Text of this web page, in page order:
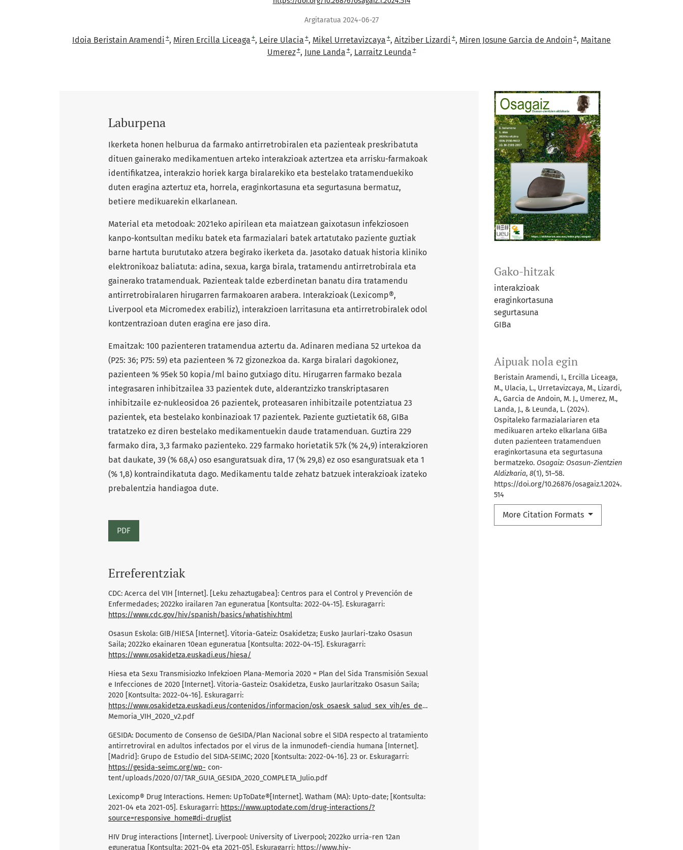
Argitaratua 2024-06-27
Idoia Beristain Aramendi + Miren Ercilla Liceaga + Leire Ulacia + Mikel Urretavizcaya + Aitziber Lizardi + Miren Josune Garcia de Andoin +
Maitane
Umerez+ June Landa + Larraitz Leunda +
Gako-hitzak
interakzioak
eraginkortasuna
segurtasuna
GIBa
Aipuak nola egin
Beristain Aramendi, I., Ercilla Liceaga,
M., Ulacia, L., Urretavizcaya, M., Lizardi,
A., Garcia de Andoin, M. J., Umerez, M.,
Landa, J., & Leunda, L. (2024).
Ospitaleko farmazialariaren eta
medikuaren arteko elkarlana GIBa
duten pazienteen tratamenduen
eraginkortasuna eta segurtasuna
bermatzeko. Osagaiz: Osasun-Zientzien
Aldizkaria, 8(1), 51–58.
https://doi.org/10.26876/osagaiz.1.2024.
514
More Citation Formats
Laburpena
Ikerketa honen helburua da farmako antirretrobiralen eta pazienteak preskribatuta
dituen gainerako medikamentuen arteko interakzioak aztertzea eta arrisku-farmakoak
identifikatzea, interakzio horiek karga biralarekiko eta bestelako tratamenduekiko
duten eragina aztertuz eta, horrela, eraginkortasuna eta segurtasuna bermatuz,
betiere medikuarekin elkarlanean.
Material eta metodoak: 2021eko apirilean eta maiatzean gaixotasun infekziosoen
kanpo-kontsultan mediku batek eta farmazialari batek artatutako paziente guztiak
barne hartuta burututako atzera begirako ikerketa da. Jasotako datuak historia kliniko
elektronikoaz baliatuta: adina, sexua, karga birala, tratamendu antirretrobirala eta
gainerako tratamenduak. Pazienteak talde ezberdinetan banatu dira tratamendu
antirretrobiralaren hirugarren farmakoaren arabera. Interakzioak (Lexicomp®,
Liverpool eta Micromedex erabiliz), interakzioen larritasuna eta antirretrobiralek odol
kontzentrazioan duten eragina ere jaso dira.
Emaitzak: 100 pazienteren tratamendua aztertu da. Adinaren mediana 52 urtekoa da
(P25: 36; P75: 59) eta pazienteen % 72 gizonezkoa da. Karga biralari dagokionez,
pazienteen % 95ek 50 kopia/ml baino gutxiago ditu. Hirugarren farmako bezala
integrasaren inhibitzailea 33 pazientek dute, alderantzizko transkriptasaren
inhibitzaile ez-nukleosidoa 26 pazientek, proteasaren inhibitzaile potentziatua 23
pazientek, eta bestelako konbinazioak 17 pazientek. Paziente guztietatik 68, GIBa
tratatzeko ez diren bestelako medikamentuekin daude tratamenduan. Guztira 229
farmako dira, 3,3 farmako pazienteko. 229 farmako horietatik 57k (% 24,9) interakzioren
bat daukate, 39 (% 68,4) oso esanguratsuak dira, 17 (% 29,8) ez oso esanguratsuak eta 1
(% 1,8) kontraindikatuta dago. Medikamentu talde zehatz batzuek interakzioak izateko
prebalentzia handiagoa dute.
PDF
Erreferentziak
CDC: Acerca del VIH [Internet]. [Leku zehaztugabea]: Centros para el Control y Prevención de
Enfermedades; 2022ko irailaren 7an eguneratua [Kontsulta: 2022-04-15]. Eskuragarri:
https://www.cdc.gov/hiv/spanish/basics/whatishiv.html
Osasun Eskola: GIB/HIESA [Internet]. Vitoria-Gateiz: Osakidetza; Eusko Jaurlari-tzako Osasun
Saila; 2022ko ekainaren 10ean eguneratua [Kontsulta: 2022-04-15]. Eskuragarri:
https://www.osakidetza.euskadi.eus/hiesa/
Hiesa eta Sexu Transmisiozko Infekzioen Plana-Memoria 2020 = Plan del Sida Transmisión Sexual
e Infecciones de 2020 [Internet]. Vitoria-Gasteiz: Osakidetza, Eusko Jaurlaritzako Osasun Saila;
2020 [Kontsulta: 2022-04-16]. Eskuragarri:
https://www.osakidetza.euskadi.eus/contenidos/informacion/osk_osaesk_salud_sex_vih/es_def/adjuntos/
Memoria_VIH_2020_v2.pdf
GESIDA: Documento de Consenso de GeSIDA/Plan Nacional sobre el SIDA respecto al tratamiento
antirretroviral en adultos infectados por el virus de la inmunodefi-ciendia humana [Internet].
[Madrid]: Grupo de Estudio del SIDA-SEIMC; 2020 [Kontsulta: 2022-04-16]. 23 or. Eskuragarri:
https://gesida-seimc.org/wp- con-
tent/uploads/2020/07/TAR_GUIA_GESIDA_2020_COMPLETA_Julio.pdf
Lexicomp® Drug Interactions. Hemen: UpToDate®[Internet]. Watham (MA): Upto-date; [Kontsulta:
2021-04 eta 2021-05]. Eskuragarri: https://www.uptodate.com/drug-interactions/?
source=responsive_home#di-druglist
HIV Drug interactions [Internet]. Liverpool: University of Liverpool; 2022ko urria-ren 12an
eguneratua [Kontsulta: 2021-04 eta 2021-05]. Eskuragarri: https://www.hiv-